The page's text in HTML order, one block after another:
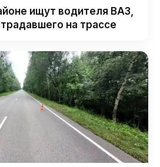
ищут водителя ВАЗ,
на трассе